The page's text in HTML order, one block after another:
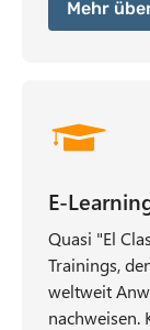
Mehr
E-
Quasi "El
Trainings,
weltweit
nachweisen.